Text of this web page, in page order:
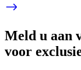
Meld u aan
voor